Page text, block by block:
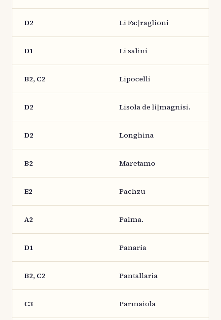
D2 Li Fa:|raglioni
D1 Li salini
B2, C2 Lipocelli
D2 Lisola de li|magnisi.
D2 Longhina
B2 Maretamo
E2 Pachzu
A2 Palma.
D1 Panaria
B2, C2 Pantallaria
C3 Parmaiola